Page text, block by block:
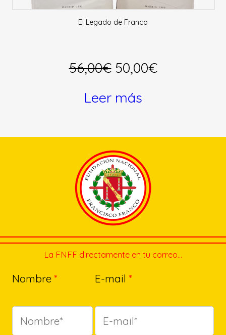
El Legado de Franco
56,00€ El
precio
era:
56,00€.
50,00€El
es:
Leer más
La FNFF directamente en tu correo…
Nombre* E-mail *